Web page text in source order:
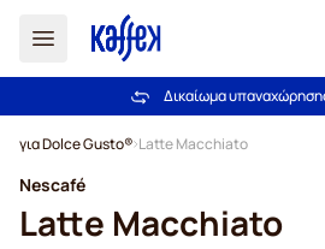
Δωρεάν αποστολή
Δικαίωμα
για Dolce Gusto® Latte Macchiato
Nescafé
Latte Macchiato